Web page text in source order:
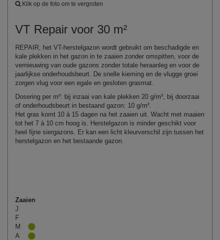
Klik op de foto om te vergroten
VT Repair voor 30 m²
REPAIR, het VT-herstelgazon wordt gebruikt om beschadigde en
kale plekken in het gazon in te zaaien zonder omspitten, voor de
vernieuwing van oude gazons zonder totale heraanleg en voor de
jaarlijkse onderhoudsbeurt. De snelle kieming en de vlugge groei
zorgen vlug voor een egale en gesloten grasmat.
Dosering per m²: bij inzaai van kale plekken 20 g/m², bij doorzaai
of onderhoudsbeurt in bestaand gazon: 10 g/m².
Het gras komt 10 à 15 dagen na het zaaien uit. Wacht met maaien
tot het 7 à 10 cm hoog is. Herstelgazon is minder geschikt voor
heel fijne siergazons. Er kan een licht kleurverschil zijn tussen het
herstelgazon en het bestaande gazon.
Zaaien
J
F
M
A